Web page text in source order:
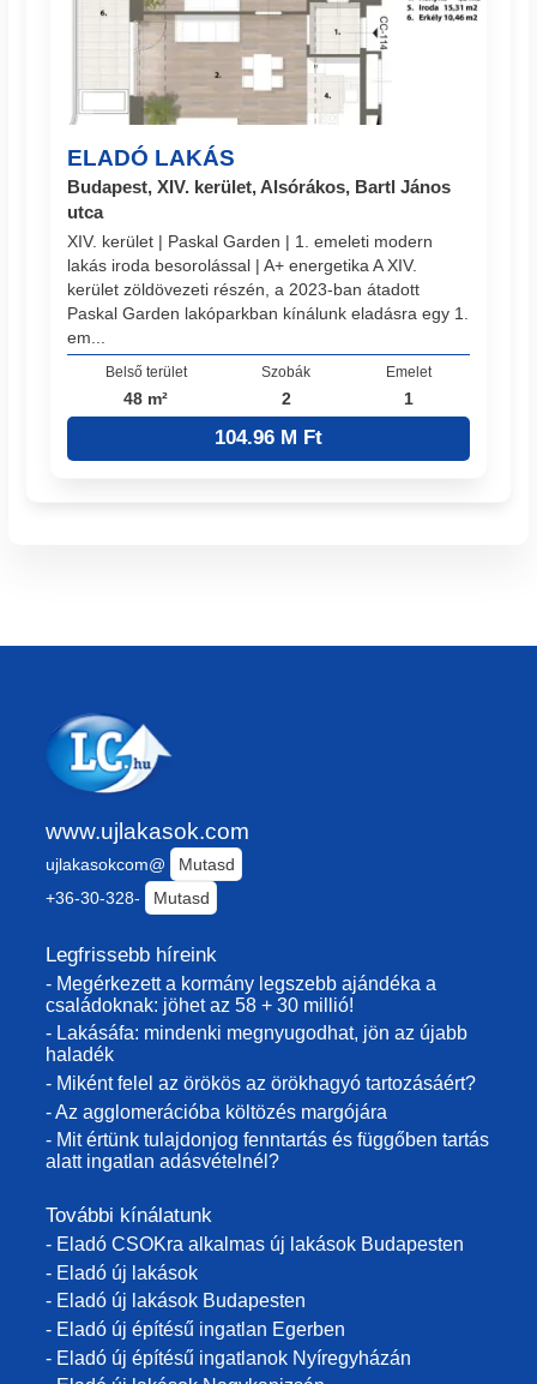
ELADÓ LAKÁS
Budapest, XIV. kerület, Alsórákos, Bartl János
utca
XIV. kerület | Paskal Garden | 1. emeleti modern
lakás iroda besorolással | A+ energetika A XIV.
kerület zöldövezeti részén, a 2023-ban átadott
Paskal Garden lakóparkban kínálunk eladásra egy 1.
em...
Belső terület
48 m²
Szobák
2
Emelet
1
104.96 M Ft
www.ujlakasok.com
ujlakasokcom@
Mutasd
+36-30-328-
Mutasd
Legfrissebb híreink
- Megérkezett a kormány legszebb ajándéka a
családoknak: jöhet az 58 + 30 millió!
- Lakásáfa: mindenki megnyugodhat, jön az újabb
haladék
- Miként felel az örökös az örökhagyó tartozásáért?
- Az agglomerációba költözés margójára
- Mit értünk tulajdonjog fenntartás és függőben tartás
alatt ingatlan adásvételnél?
További kínálatunk
- Eladó CSOKra alkalmas új lakások Budapesten
- Eladó új lakások
- Eladó új lakások Budapesten
- Eladó új építésű ingatlan Egerben
- Eladó új építésű ingatlanok Nyíregyházán